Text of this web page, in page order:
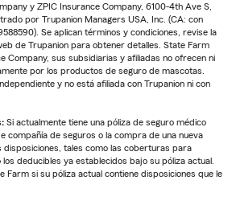
y ZPIC Insurance Company, 6100-4th Ave S,
por Trupanion Managers USA, Inc. (CA: con
Se aplican términos y condiciones, revise la
de Trupanion para obtener detalles. State Farm
Company, sus subsidiarias y afiliadas no ofrecen ni
por los productos de seguro de mascotas.
y no está afiliada con Trupanion ni con
Si actualmente tiene una póliza de seguro médico
compañía de seguros o la compra de una nueva
tales como las coberturas para
deducibles ya establecidos bajo su póliza actual.
Farm si su póliza actual contiene disposiciones que le